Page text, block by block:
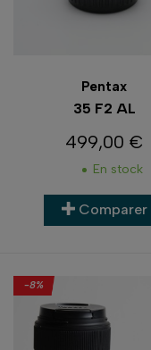
Pentax
35 F2 AL
Prix
499,00 €
En stock
Comparer
-8%